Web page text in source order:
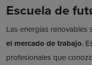
Escuela de
Las energías renovables
el mercado de trabajo.
profesionales que